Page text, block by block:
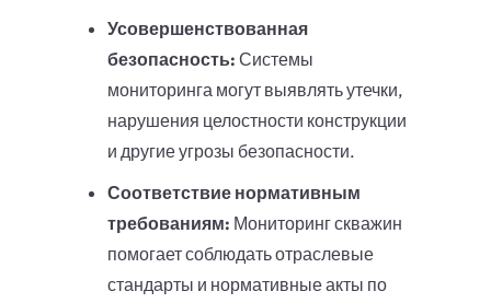
Усовершенствованная
безопасность: Системы
мониторинга могут выявлять утечки,
нарушения целостности конструкции
и другие угрозы безопасности.
Соответствие нормативным
требованиям: Мониторинг скважин
помогает соблюдать отраслевые
стандарты и нормативные акты по